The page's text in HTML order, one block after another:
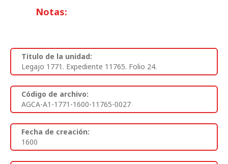
Notas:
Titulo de la unidad:
Legajo 1771. Expediente 11765. Folio 24.
Código de archivo:
AGCA-A1-1771-1600-11765-0027
Fecha de creación:
1600